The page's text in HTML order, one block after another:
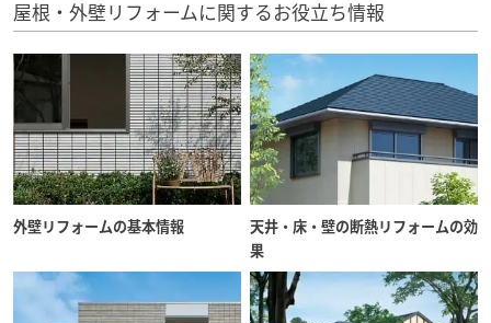
屋根・外壁リフォームに関するお役立ち情報
外壁リフォームの基本情報
天井・床・壁の断熱リフォームの効
果